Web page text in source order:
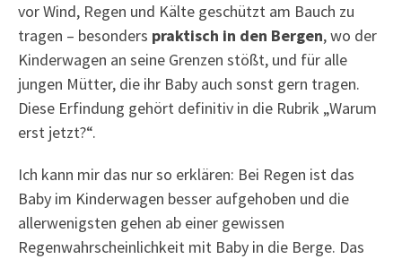
vor Wind, Regen und Kälte geschützt am Bauch zu
tragen – besonders praktisch in den Bergen, wo der
Kinderwagen an seine Grenzen stößt, und für alle
jungen Mütter, die ihr Baby auch sonst gern tragen.
Diese Erfindung gehört definitiv in die Rubrik „Warum
erst jetzt?“.
Ich kann mir das nur so erklären: Bei Regen ist das
Baby im Kinderwagen besser aufgehoben und die
allerwenigsten gehen ab einer gewissen
Regenwahrscheinlichkeit mit Baby in die Berge. Das